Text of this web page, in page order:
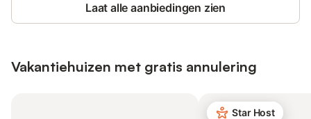
Laat alle aanbiedingen zien
Vakantiehuizen met gratis annulering
Star Host